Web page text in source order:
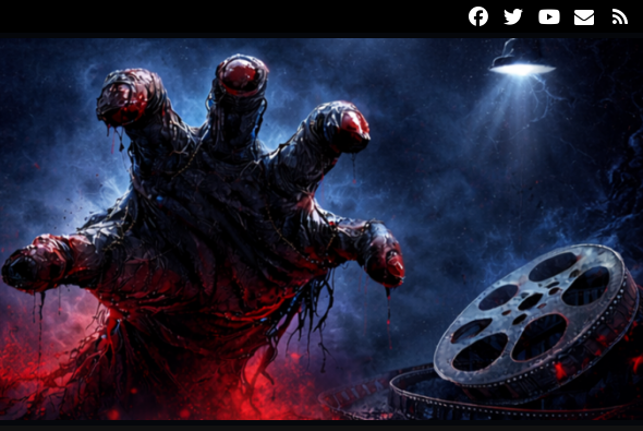
FacebookTwitterYoutube
Email